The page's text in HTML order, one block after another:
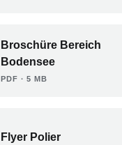
Broschüre Bereich
Bodensee
PDF ∙ 5 MB
Flyer Polier